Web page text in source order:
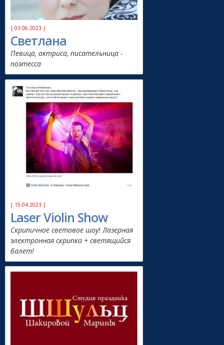
| 03.06.2023 |
Светлана
Певица, актриса, писательница -
поэтесса
| 15.04.2023 |
Laser Violin Show
Скрипичное световое шоу! Лазерная
электронная скрипка + светящийся
балет!